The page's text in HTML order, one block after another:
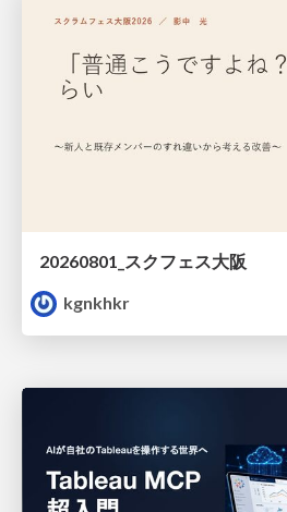
20260801_スクフェス大阪
kgnkhkr